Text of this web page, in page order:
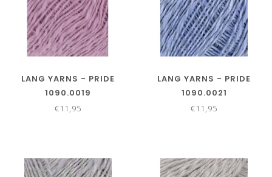
LANG YARNS - PRIDE
1090.0019
€11,95
LANG YARNS - PRIDE
1090.0021
€11,95